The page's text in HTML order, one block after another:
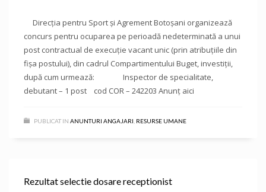
Direcţia pentru Sport și Agrement Botoşani organizează
concurs pentru ocuparea pe perioadă nedeterminată a unui
post contractual de execuție vacant unic (prin atribuțiile din
fișa postului), din cadrul Compartimentului Buget, investiții,
după cum urmează: Inspector de specialitate,
debutant – 1 post cod COR – 242203 Anunț aici
PUBLICAT IN ANUNTURI ANGAJARI RESURSE UMANE
Rezultat selectie dosare receptionist